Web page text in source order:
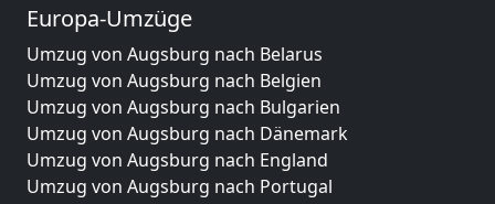
Europa-Umzüge
Umzug von Augsburg nach Belarus
Umzug von Augsburg nach Belgien
Umzug von Augsburg nach Bulgarien
Umzug von Augsburg nach Dänemark
Umzug von Augsburg nach England
Umzug von Augsburg nach Portugal